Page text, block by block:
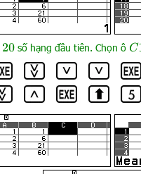
20số hạng đầu tiên. Chọn ô C1